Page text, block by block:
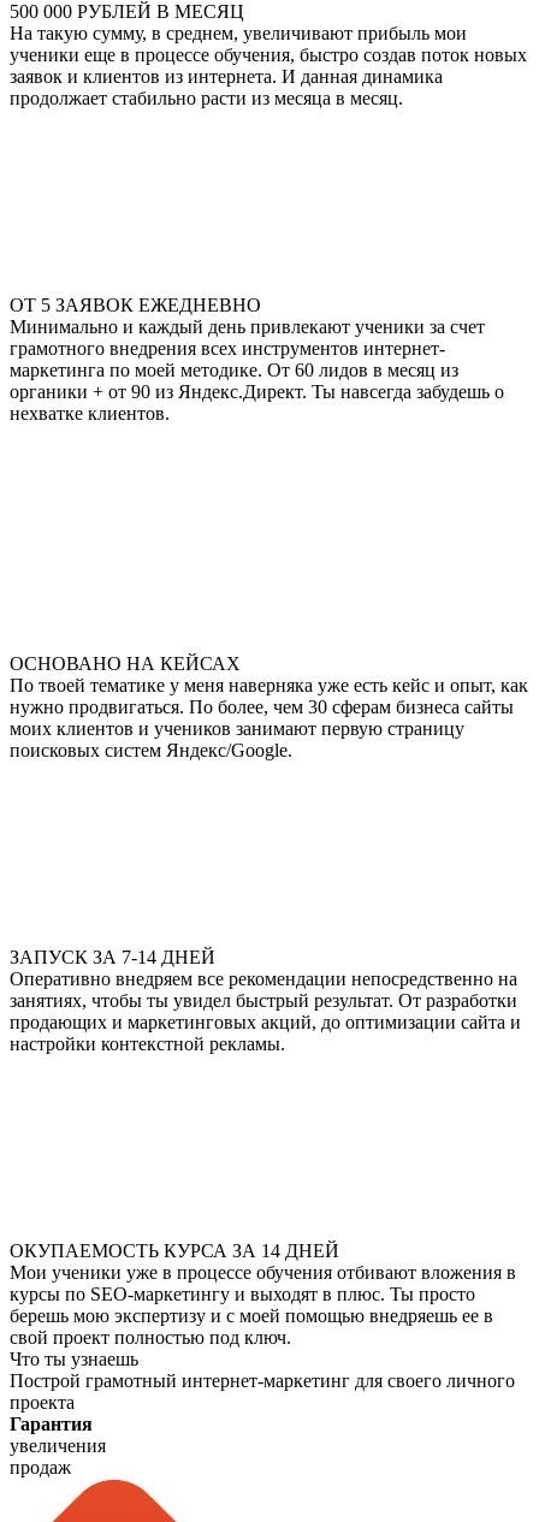
500 000 РУБЛЕЙ В МЕСЯЦ
На такую сумму, в среднем, увеличивают прибыль мои
ученики еще в процессе обучения, быстро создав поток новых
заявок и клиентов из интернета. И данная динамика
продолжает стабильно расти из месяца в месяц.
ОТ 5 ЗАЯВОК ЕЖЕДНЕВНО
Минимально и каждый день привлекают ученики за счет
грамотного внедрения всех инструментов интернет-
маркетинга по моей методике. От 60 лидов в месяц из
органики + от 90 из Яндекс.Директ. Ты навсегда забудешь о
нехватке клиентов.
ОСНОВАНО НА КЕЙСАХ
По твоей тематике у меня наверняка уже есть кейс и опыт, как
нужно продвигаться. По более, чем 30 сферам бизнеса сайты
моих клиентов и учеников занимают первую страницу
поисковых систем Яндекс/Google.
ЗАПУСК ЗА 7-14 ДНЕЙ
Оперативно внедряем все рекомендации непосредственно на
занятиях, чтобы ты увидел быстрый результат. От разработки
продающих и маркетинговых акций, до оптимизации сайта и
настройки контекстной рекламы.
ОКУПАЕМОСТЬ КУРСА ЗА 14 ДНЕЙ
Мои ученики уже в процессе обучения отбивают вложения в
курсы по SEO-маркетингу и выходят в плюс. Ты просто
берешь мою экспертизу и с моей помощью внедряешь ее в
свой проект полностью под ключ.
Что ты узнаешь
Построй грамотный интернет-маркетинг для своего личного
проекта
Гарантия
увеличения
продаж